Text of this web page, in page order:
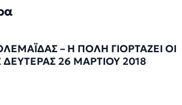
– Η ΠΟΛΗ ΓΙΟΡΤΑΖΕΙ ΟΙ
26 ΜΑΡΤΙΟΥ 2018